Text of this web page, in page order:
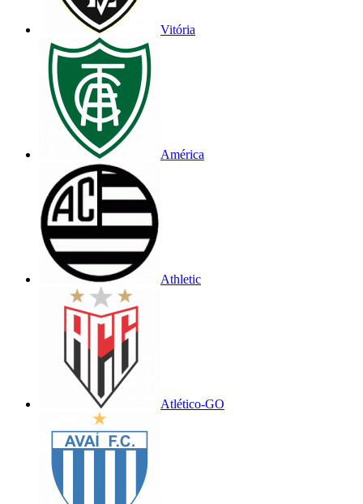
Vitória
América
Athletic
Atlético-GO